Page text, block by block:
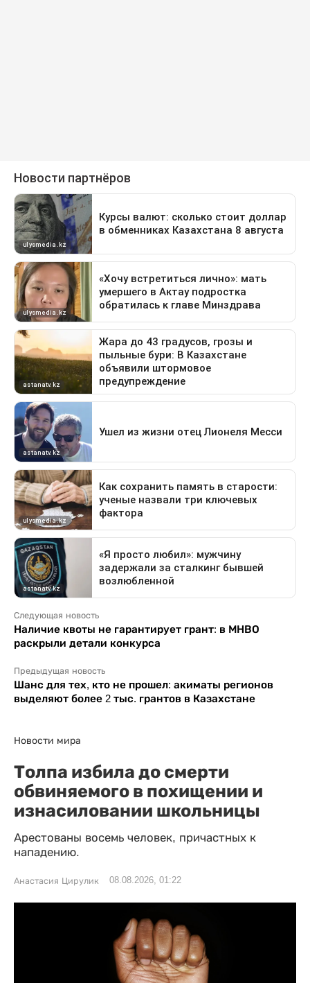
Следующая новость
Наличие квоты не гарантирует грант: в МНВО
раскрыли детали конкурса
Предыдущая новость
Шанс для тех, кто не прошел: акиматы регионов
выделяют более 2 тыс. грантов в Казахстане
Новости мира
Толпа избила до смерти
обвиняемого в похищении и
изнасиловании школьницы
Арестованы восемь человек, причастных к
нападению.
Анастасия Цирулик 08.08.2026, 01:22